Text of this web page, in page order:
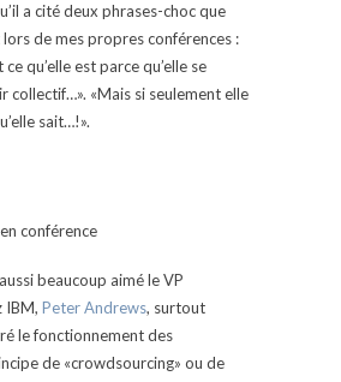
a cité deux phrases-choc que
lors de mes propres conférences :
ce qu’elle est parce qu’elle se
collectif…». «Mais si seulement elle
sait…!».
conférence
beaucoup aimé le VP
IBM, Peter Andrews, surtout
le fonctionnement des
de «crowdsourcing» ou de